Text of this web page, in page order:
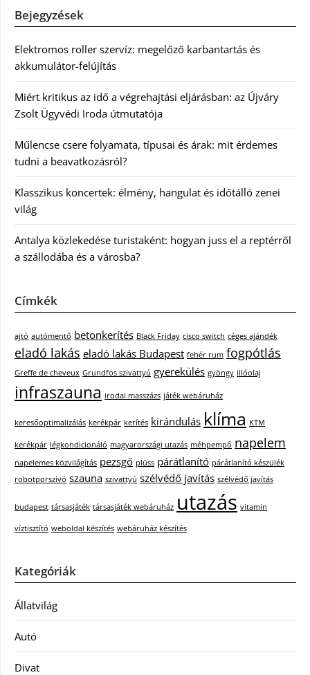
Bejegyzések
Elektromos roller szervíz: megelőző karbantartás és
akkumulátor-felújítás
Miért kritikus az idő a végrehajtási eljárásban: az Újváry
Zsolt Ügyvédi Iroda útmutatója
Műlencse csere folyamata, típusai és árak: mit érdemes
tudni a beavatkozásról?
Klasszikus koncertek: élmény, hangulat és időtálló zenei
világ
Antalya közlekedése turistaként: hogyan juss el a reptérről
a szállodába és a városba?
Címkék
ajtó autómentő betonkerítés Black Friday cisco switch céges ajándék
eladó lakás eladó lakás Budapest fehér rum fogpótlás
Greffe de cheveux Grundfos szivattyú gyerekülés gyöngy illóolaj
infraszauna irodai masszázs játék webáruház
keresőoptimalizálás kerékpár kerítés kirándulás klíma KTM
kerékpár légkondicionáló magyarországi utazás méhpempő napelem
napelemes közvilágítás pezsgő plüss párátlanító párátlanító készülék
robotporszívó szauna szivattyú szélvédő javítás szélvédő javítás
budapest társasjáték társasjáték webáruház utazás vitamin
víztisztító weboldal készítés webáruház készítés
Kategóriák
Állatvilág
Autó
Divat